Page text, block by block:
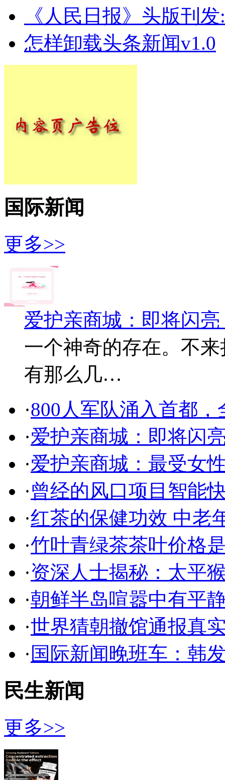
《人民日报》头版刊
怎样卸载头条新闻v1.0
国际新闻
更多>>
爱护亲商城：即将闪亮
一个神奇的存在。不
有那么几…
·800人军队涌入首都
·爱护亲商城：即将闪
·爱护亲商城：最受女
·曾经的风口项目智能
·红茶的保健功效 中老
·竹叶青绿茶茶叶价格
·资深人士揭秘：太平
·朝鲜半岛喧嚣中有平
·世界猜朝撤馆通报真
· 国际新闻晚班车：韩
民生新闻
更多>>